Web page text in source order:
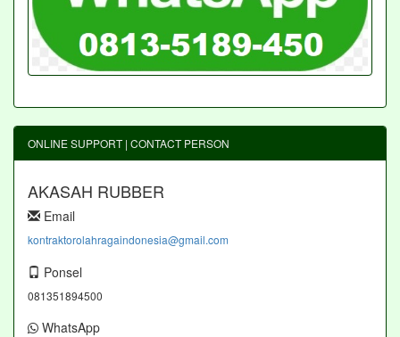
ONLINE SUPPORT | CONTACT PERSON
AKASAH RUBBER
Email
kontraktorolahragaindonesia@gmail.com
Ponsel
081351894500
WhatsApp